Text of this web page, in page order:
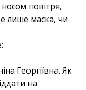
повітря,
лише маска, чи
Георгіївна. Як
на